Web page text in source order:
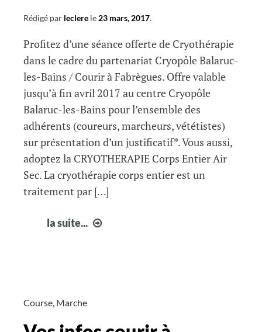
Rédigé par leclere le 23 mars, 2017.
Profitez d’une séance offerte de Cryothérapie
dans le cadre du partenariat Cryopôle Balaruc-
les-Bains / Courir à Fabrègues. Offre valable
jusqu’à fin avril 2017 au centre Cryopôle
Balaruc-les-Bains pour l’ensemble des
adhérents (coureurs, marcheurs, vététistes)
sur présentation d’un justificatif*. Vous aussi,
adoptez la CRYOTHERAPIE Corps Entier Air
Sec. La cryothérapie corps entier est un
traitement par […]
la suite...
Course Marche